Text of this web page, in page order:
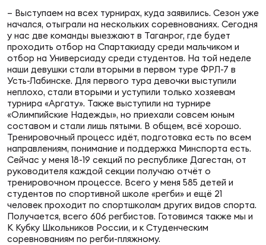
Магазин
Контакты
– Выступаем на всех турнирах, куда заявились. Сезон уже
начался, отыграли на нескольких соревнованиях. Сегодня
у нас две команды выезжают в Таганрог, где будет
проходить отбор на Спартакиаду среди мальчиком и
отбор на Универсиаду среди студентов. На той неделе
наши девушки стали вторыми в первом туре ФРЛ-7 в
Усть-Лабинске. Для первого тура девочки выступили
неплохо, стали вторыми и уступили только хозяевам
турнира «Аргату». Также выступили на турнире
«Олимпийские Надежды», но приехали совсем юным
составом и стали лишь пятыми. В общем, всё хорошо.
Тренировочный процесс идёт, подготовка есть по всем
направлениям, понимание и поддержка Минспорта есть.
Сейчас у меня 18-19 секций по республике Дагестан, от
руководителя каждой секции получаю отчёт о
тренировочном процессе. Всего у меня 585 детей и
студентов по спортивной школе «регби» и ещё 21
человек проходит по спортшколам других видов спорта.
Получается, всего 606 регбистов. Готовимся также мы и
К Кубку Школьников России, и к Студенческим
соревнованиям по регби-пляжному.